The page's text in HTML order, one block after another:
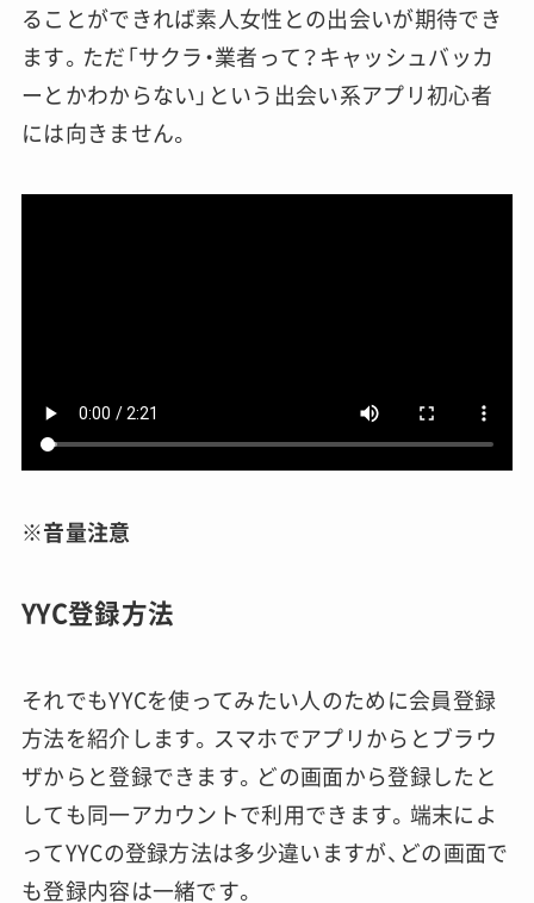
ることができれば素人女性との出会いが期待でき
ます。 ただ「サクラ・業者って？キャッシュバッカ
ーとかわからない」という出会い系アプリ初心者
には向きません。
※音量注意
YYC登録方法
それでもYYCを使ってみたい人のために会員登録
方法を紹介します。スマホでアプリからとブラウ
ザからと登録できます。どの画面から登録したと
しても同一アカウントで利用できます。端末によ
ってYYCの登録方法は多少違いますが、どの画面で
も登録内容は一緒です。